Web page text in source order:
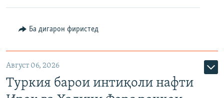
Ба дигарон фиристед
Август 06, 2026
Туркия барои интиқоли нафти